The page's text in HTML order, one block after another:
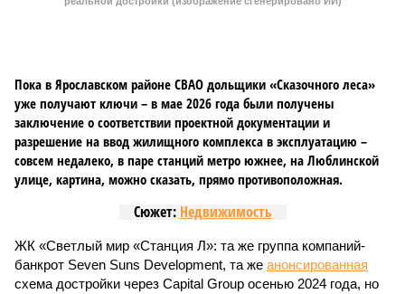
Пока в Ярославском районе СВАО дольщики «Сказочного леса»
уже получают ключи – в мае 2026 года были получены
заключение о соответствии проектной документации и
разрешение на ввод жилищного комплекса в эксплуатацию –
совсем недалеко, в паре станций метро южнее, на Люблинской
улице, картина, можно сказать, прямо противоположная.
Сюжет: Недвижимость
ЖК «Светлый мир «Станция Л»: та же группа компаний-
банкрот Seven Suns Development, та же анонсированная
схема достройки через Capital Group осенью 2024 года, но